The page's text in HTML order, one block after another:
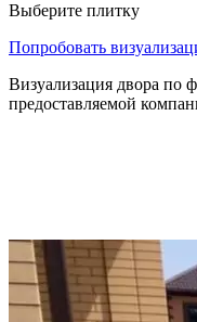
Выберите плитку
Попробовать
Визуализация двора по
предоставляемой